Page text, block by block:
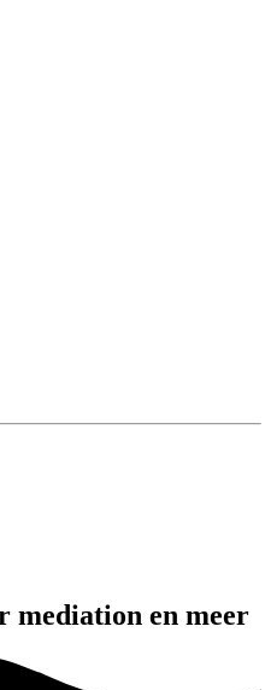
mediation en meer